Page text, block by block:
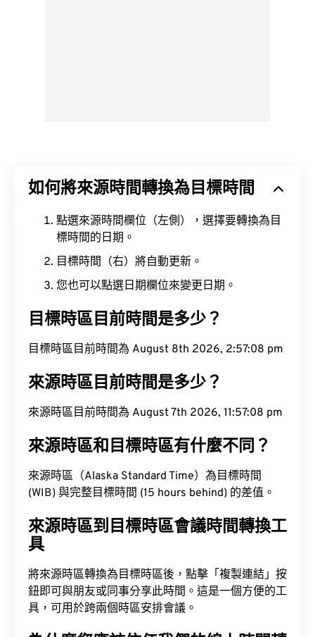
如何將來源時間轉換為目標時間
點選來源時間欄位（左側），選擇要轉換為目
標時間的日期。
目標時間（右）將自動更新。
您也可以點選日期欄位來變更日期。
目標時區目前時間是多少？
目標時區目前時間為 August 8th 2026, 2:57:09 pm
來源時區目前時間是多少？
來源時區目前時間為 August 7th 2026, 11:57:09 pm
來源時區和目標時區有什麼不同？
來源時區（Alaska Standard Time）為目標時間
(WIB) 與完整目標時間 (15 hours behind) 的差值。
來源時區到目標時區會議時間轉換工
具
將來源時區轉換為目標時區後，點擊「複製連結」按
鈕即可與朋友或同事分享此時間。這是一個方便的工
具，可用於跨兩個時區安排會議。